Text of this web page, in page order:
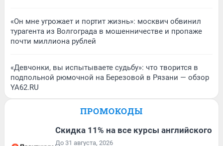
«Он мне угрожает и портит жизнь»: москвич обвинил
турагента из Волгограда в мошенничестве и пропаже
почти миллиона рублей
«Девчонки, вы испытываете судьбу»: что творится в
подпольной рюмочной на Березовой в Рязани — обзор
YA62.RU
ПРОМОКОДЫ
Скидка 11% на все курсы английского
До 31 августа, 2026